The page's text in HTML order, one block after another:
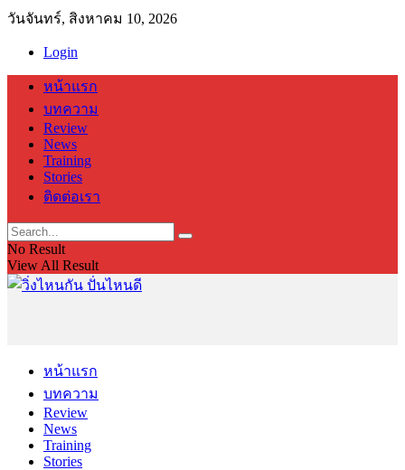
วันจันทร์, สิงหาคม 10, 2026
Login
หน้าแรก
บทความ
Review
News
Training
Stories
ติดต่อเรา
No Result
View All Result
หน้าแรก
บทความ
Review
News
Training
Stories